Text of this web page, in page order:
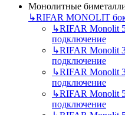
Монолитные
↳RIFAR MONOLIT
↳RIFAR Monolit
подключение
↳RIFAR Monolit
подключение
↳RIFAR Monolit
подключение
↳RIFAR Monolit
подключение